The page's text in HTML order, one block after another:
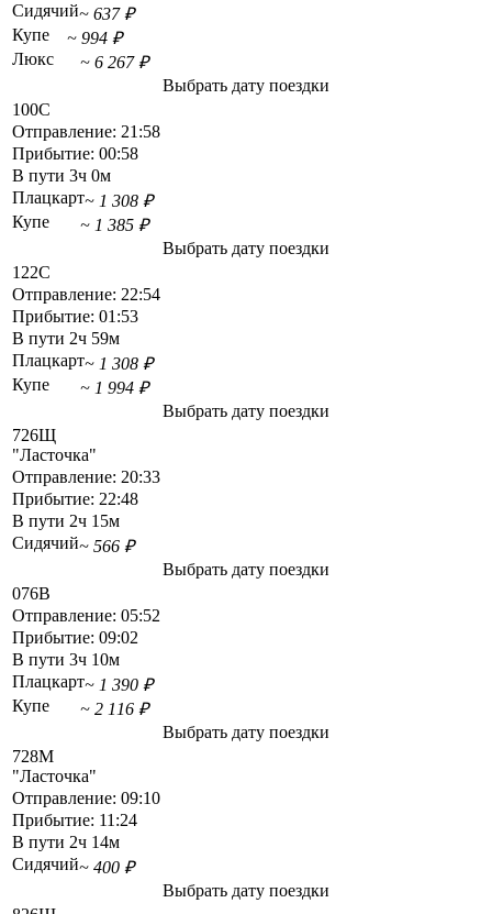
Сидячий~ 637 ₽
Купе
~ 994 ₽
Люкс
~ 6 267 ₽
Выбрать дату поездки
100С
Отправление: 21:58
Прибытие: 00:58
В пути 3ч 0м
Плацкарт~ 1 308 ₽
Купе
~ 1 385 ₽
Выбрать дату поездки
122С
Отправление: 22:54
Прибытие: 01:53
В пути 2ч 59м
Плацкарт~ 1 308 ₽
Купе
~ 1 994 ₽
Выбрать дату поездки
726Щ
"Ласточка"
Отправление: 20:33
Прибытие: 22:48
В пути 2ч 15м
Сидячий~ 566 ₽
Выбрать дату поездки
076В
Отправление: 05:52
Прибытие: 09:02
В пути 3ч 10м
Плацкарт~ 1 390 ₽
Купе
~ 2 116 ₽
Выбрать дату поездки
728М
"Ласточка"
Отправление: 09:10
Прибытие: 11:24
В пути 2ч 14м
Сидячий~ 400 ₽
Выбрать дату поездки